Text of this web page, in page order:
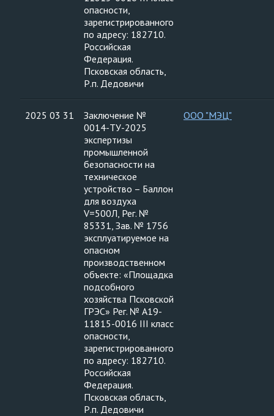
опасности,
зарегистрированного
по адресу: 182710.
Российская
Федерация.
Псковская область,
Р.п. Дедовичи
2025 03 31
Заключение №
0014-ТУ-2025
экспертизы
промышленной
безопасности на
техническое
устройство – Баллон
для воздуха
V=500Л, Рег. №
85331, Зав. № 1756
эксплуатируемое на
опасном
производственном
объекте: «Площадка
подсобного
хозяйства Псковской
ГРЭС» Рег. № А19-
11815-0016 III класс
опасности,
зарегистрированного
по адресу: 182710.
Российская
Федерация.
Псковская область,
Р.п. Дедовичи
ООО "МЭЦ"